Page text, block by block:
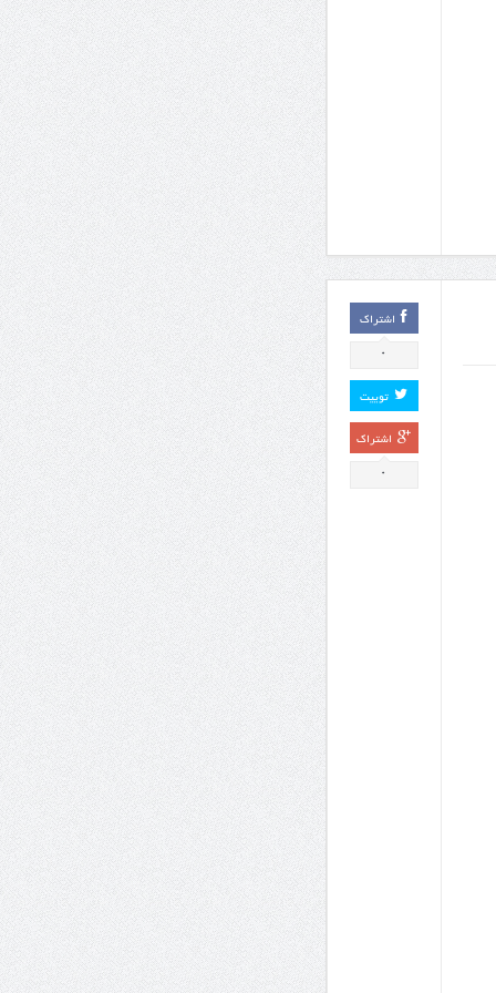
اشتراک
0
توییت
اشتراک
0